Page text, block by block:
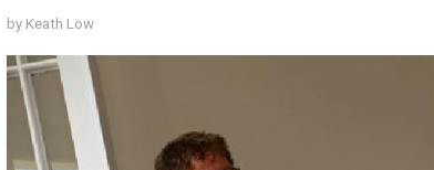
by Keath Low